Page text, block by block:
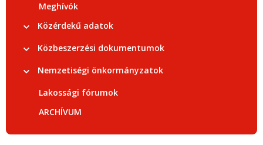
Meghívók
Közérdekű adatok
Közbeszerzési dokumentumok
Nemzetiségi önkormányzatok
Lakossági fórumok
ARCHÍVUM